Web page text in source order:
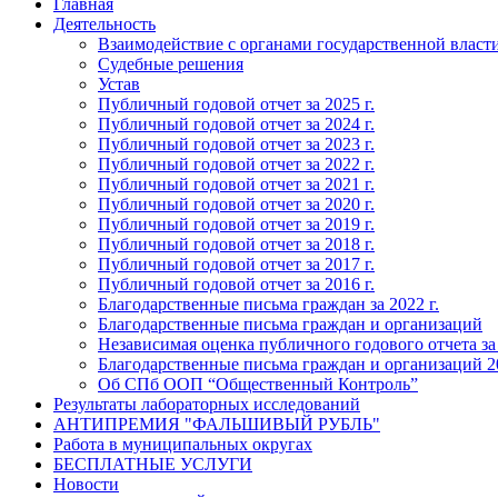
Деятельность
Взаимодействие с органами государственной
Судебные решения
Устав
Публичный годовой отчет за 2025 г.
Публичный годовой отчет за 2024 г.
Публичный годовой отчет за 2023 г.
Публичный годовой отчет за 2022 г.
Публичный годовой отчет за 2021 г.
Публичный годовой отчет за 2020 г.
Публичный годовой отчет за 2019 г.
Публичный годовой отчет за 2018 г.
Публичный годовой отчет за 2017 г.
Публичный годовой отчет за 2016 г.
Благодарственные письма граждан за 2022 г.
Благодарственные письма граждан и организаций
Независимая оценка публичного годового отчета
Благодарственные письма граждан и организаций
Об СПб ООП “Общественный Контроль”
Результаты лабораторных исследований
АНТИПРЕМИЯ "ФАЛЬШИВЫЙ РУБЛЬ"
Работа в муниципальных округах
БЕСПЛАТНЫЕ УСЛУГИ
Новости